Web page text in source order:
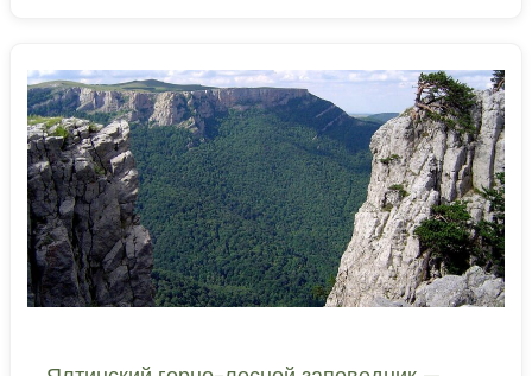
вершина
с
видами
на
Ялту